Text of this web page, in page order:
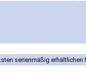
serienmäßig erhältlichen